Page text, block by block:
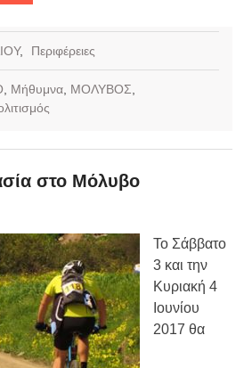
, Περιφέρειες
Μήθυμνα, ΜΟΛΥΒΟΣ
στο Μόλυβο
Το Σάββατο
3 και την
Κυριακή 4
Ιουνίου
2017 θα